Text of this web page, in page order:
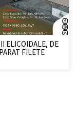
ELICOIDALE, DE
FILETE